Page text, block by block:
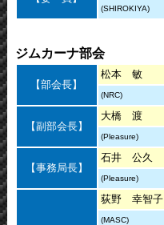
(SHIROKIYA)
ジムカーナ部会
【部会長】
松本 敏
(NRC)
【副部会長】
大橋 渡
(Pleasure)
【事務局長】
石井 公久
(Pleasure)
荻野 幸智子
(MASC)